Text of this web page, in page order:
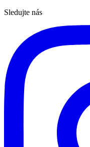
Sledujte nás